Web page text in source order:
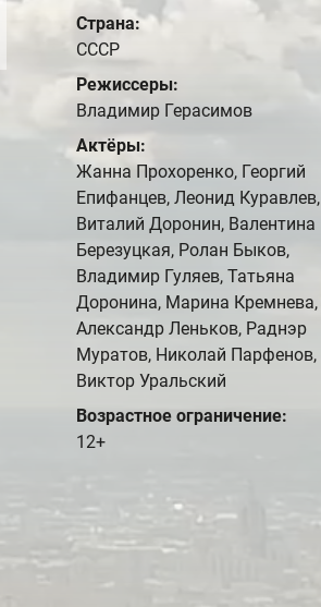
Страна:
СССР
Режиссеры:
Владимир Герасимов
Актёры:
Жанна Прохоренко, Георгий
Епифанцев, Леонид Куравлев,
Виталий Доронин, Валентина
Березуцкая, Ролан Быков,
Владимир Гуляев, Татьяна
Доронина, Марина Кремнева,
Александр Леньков, Раднэр
Муратов, Николай Парфенов,
Виктор Уральский
Возрастное ограничение:
12+